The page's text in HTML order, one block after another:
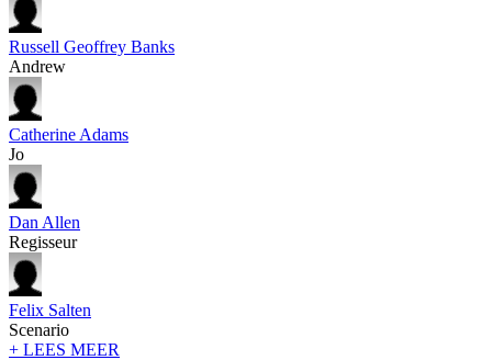
Russell Geoffrey Banks
Andrew
Catherine Adams
Jo
Dan Allen
Regisseur
Felix Salten
Scenario
+ LEES MEER